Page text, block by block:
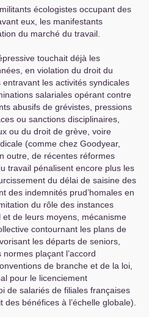
écologistes occupant des
eux, les manifestants
du marché du travail.
touchait déjà les
en violation du droit du
les activités syndicales
salariales opérant contre
abusifs de grévistes, pressions
ou sanctions disciplinaires,
ou du droit de grève, voire
(comme chez Goodyear,
outre, de récentes réformes
travail pénalisent encore plus les
du délai de saisine des
des indemnités prud’homales en
du rôle des instances
de leurs moyens, mécanisme
contournant les plans de
les départs de seniors,
plaçant l’accord
de branche et de la loi,
pour le licenciement
de salariés de filiales françaises
bénéfices à l’échelle globale).